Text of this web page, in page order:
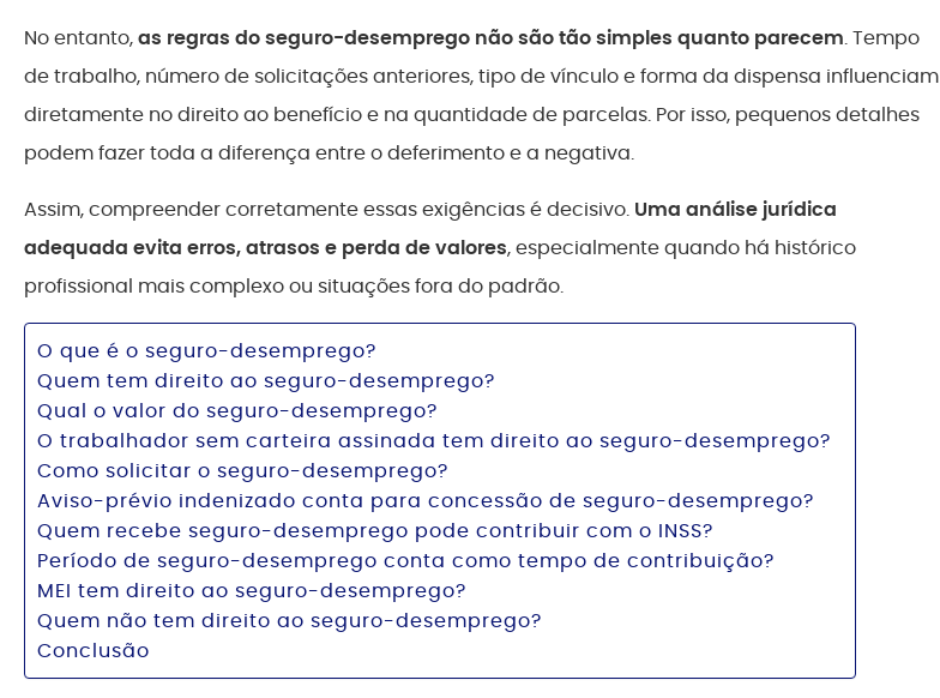
No entanto,as regras do seguro-desemprego não são tão simples quanto parecem. Tempo
de trabalho, número de solicitações anteriores, tipo de vínculo e forma da dispensa influenciam
diretamente no direito ao benefício e na quantidade de parcelas. Por isso, pequenos detalhes
podem fazer toda a diferença entre o deferimento e a negativa.
Assim, compreender corretamente essas exigências é decisivo. Uma análise jurídica
adequada evita erros, atrasos e perda de valores, especialmente quando há histórico
profissional mais complexo ou situações fora do padrão.
O que é o seguro-desemprego?
Quem tem direito ao seguro-desemprego?
Qual o valor do seguro-desemprego?
O trabalhador sem carteira assinada tem direito ao seguro-desemprego?
Como solicitar o seguro-desemprego?
Aviso-prévio indenizado conta para concessão de seguro-desemprego?
Quem recebe seguro-desemprego pode contribuir com o INSS?
Período de seguro-desemprego conta como tempo de contribuição?
MEI tem direito ao seguro-desemprego?
Quem não tem direito ao seguro-desemprego?
Conclusão